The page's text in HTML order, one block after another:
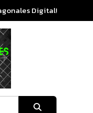
Digital!